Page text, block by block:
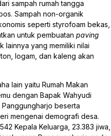
sampah rumah tangga
Sampah non-organik
seperti styrofoam bekas,
untuk pembuatan paving
lainnya yang memiliki nilai
logam, dan kaleng akan
lain yaitu Rumah Makan
dengan Bapak Wahyudi
beserta
mengenai demografi desa.
Kepala Keluarga, 23.383 jiwa,